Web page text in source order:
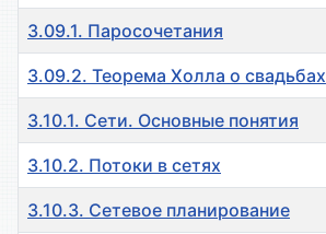
3.09.1. Паросочетания
3.09.2. Теорема Холла о свадьбах
3.10.1. Сети. Основные понятия
3.10.2. Потоки в сетях
3.10.3. Сетевое планирование